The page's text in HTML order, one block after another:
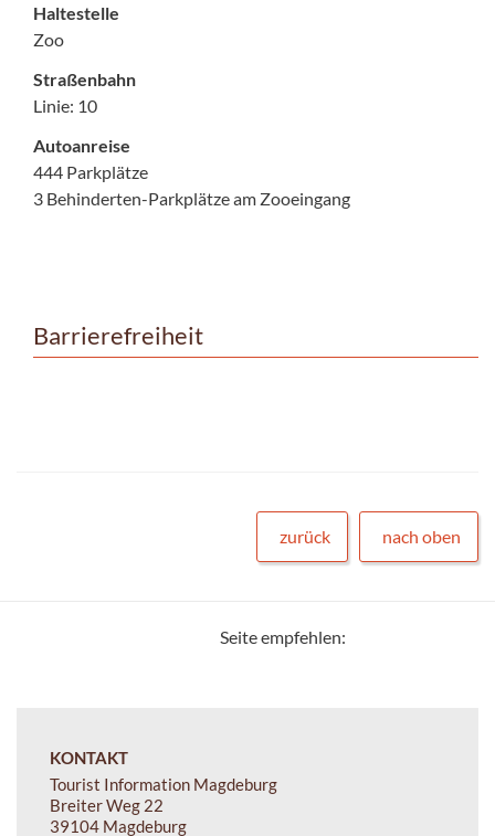
Haltestelle
Zoo
Straßenbahn
Linie: 10
Autoanreise
444 Parkplätze
3 Behinderten-Parkplätze am Zooeingang
Barrierefreiheit
zurück nach oben
Seite empfehlen:
KONTAKT
Tourist Information Magdeburg
Breiter Weg 22
39104 Magdeburg